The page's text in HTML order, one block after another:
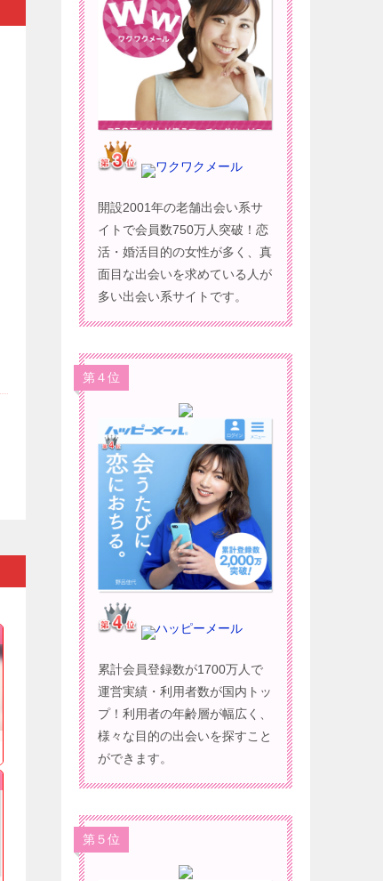
ワクワクメール
開設2001年の老舗出会い系サ
イトで会員数750万人突破！恋
活・婚活目的の女性が多く、真
面目な出会いを求めている人が
多い出会い系サイトです。
第４位
ハッピーメール
累計会員登録数が1700万人で
運営実績・利用者数が国内トッ
プ！利用者の年齢層が幅広く、
様々な目的の出会いを探すこと
ができます。
第５位